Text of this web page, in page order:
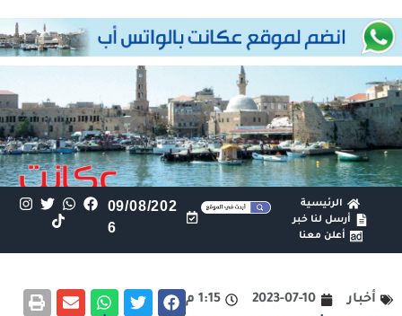
الرئيسية
أرسل لنا خبر
أعلن معنا
09/08/202
6
أخبار 2023-07-10 1:15 م